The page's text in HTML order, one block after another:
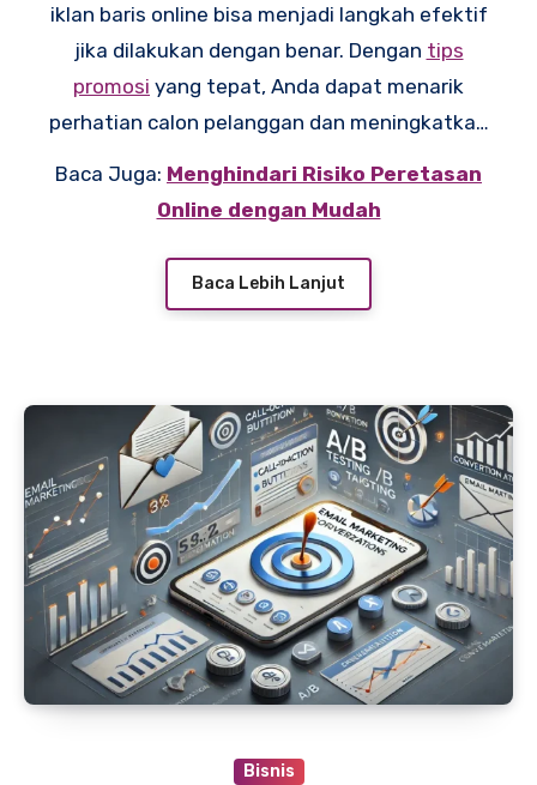
iklan baris online bisa menjadi langkah efektif
jika dilakukan dengan benar. Dengan tips
promosi yang tepat, Anda dapat menarik
perhatian calon pelanggan dan meningkatkan
sebenarnya bisa sangat kuat jika dirancang
sesuai target pasar. Mari kita bahas beberapa
cara untuk membuat promosi Anda lebih
berhasil di platform iklan baris.
Baca Juga: Menghindari Risiko Peretasan
Online dengan Mudah
Baca Lebih Lanjut
Bisnis